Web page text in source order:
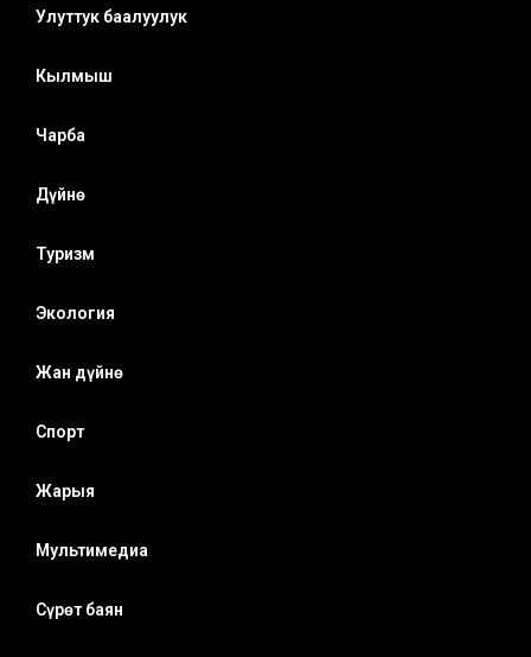
Улуттук баалуулук
Кылмыш
Чарба
Дүйнө
Туризм
Экология
Жан дүйнө
Спорт
Жарыя
Мультимедиа
Сүрөт баян